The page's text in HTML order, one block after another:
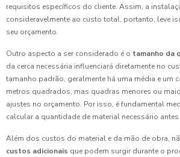
requisitos específicos do cliente. Assim, a
consideravelmente ao custo total, portanto, leve
seu orçamento.
Outro aspecto a ser considerado é o tamanho da
da cerca necessária influenciará diretamente no
tamanho padrão, geralmente há uma média e um
metros quadrados, mas quadras menores ou
ajustes no orçamento. Por isso, é fundamental
calcular a quantidade de material necessário
Além dos custos do material e da mão de obra,
custos adicionais que podem surgir durante o